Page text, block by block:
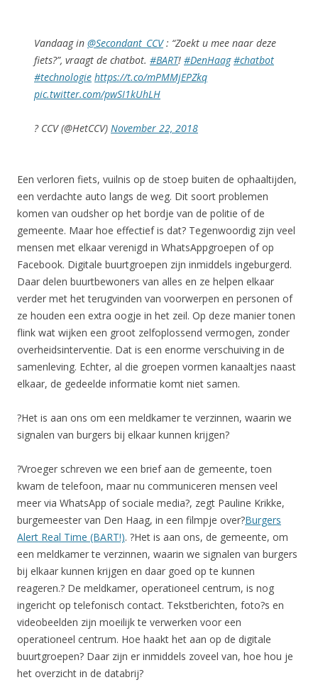
Vandaag in @Secondant_CCV: “Zoekt u mee naar deze
fiets?”, vraagt de chatbot. #BART! #DenHaag #chatbot
#technologie https://t.co/mPMMjEPZkq
pic.twitter.com/pwSI1kUhLH
? CCV (@HetCCV) November 22, 2018
Een verloren fiets, vuilnis op de stoep buiten de ophaaltijden,
een verdachte auto langs de weg. Dit soort problemen
komen van oudsher op het bordje van de politie of de
gemeente. Maar hoe effectief is dat? Tegenwoordig zijn veel
mensen met elkaar verenigd in WhatsAppgroepen of op
Facebook. Digitale buurtgroepen zijn inmiddels ingeburgerd.
Daar delen buurtbewoners van alles en ze helpen elkaar
verder met het terugvinden van voorwerpen en personen of
ze houden een extra oogje in het zeil. Op deze manier tonen
flink wat wijken een groot zelfoplossend vermogen, zonder
overheidsinterventie. Dat is een enorme verschuiving in de
samenleving. Echter, al die groepen vormen kanaaltjes naast
elkaar, de gedeelde informatie komt niet samen.
?Het is aan ons om een meldkamer te verzinnen, waarin we
signalen van burgers bij elkaar kunnen krijgen?
?Vroeger schreven we een brief aan de gemeente, toen
kwam de telefoon, maar nu communiceren mensen veel
meer via WhatsApp of sociale media?, zegt Pauline Krikke,
burgemeester van Den Haag, in een filmpje over?Burgers
Alert Real Time (BART!). ?Het is aan ons, de gemeente, om
een meldkamer te verzinnen, waarin we signalen van burgers
bij elkaar kunnen krijgen en daar goed op te kunnen
reageren.? De meldkamer, operationeel centrum, is nog
ingericht op telefonisch contact. Tekstberichten, foto?s en
videobeelden zijn moeilijk te verwerken voor een
operationeel centrum. Hoe haakt het aan op de digitale
buurtgroepen? Daar zijn er inmiddels zoveel van, hoe hou je
het overzicht in de databrij?